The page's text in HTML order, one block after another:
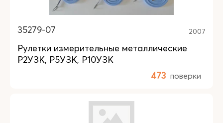
35279-07 2007
Рулетки измерительные металлические
Р2УЗК, Р5УЗК, Р10УЗК
473 поверки